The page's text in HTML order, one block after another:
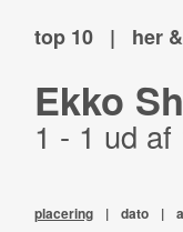
top 10 | her
Ekko
1 - 1 ud af
placering | dato |